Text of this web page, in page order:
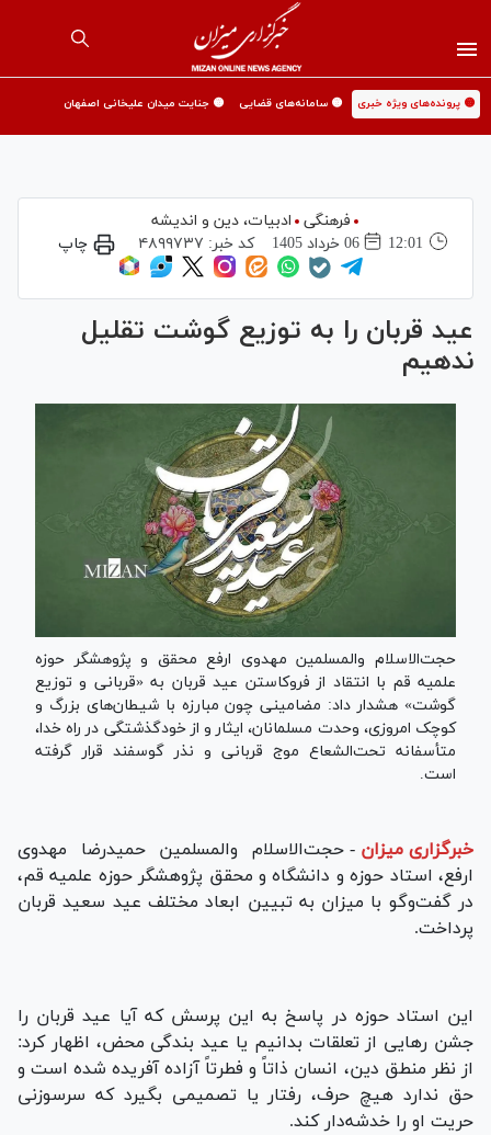
🟡 پرونده‌های ویژه خبری 🟡 سامانه‌های قضایی 🟡 جنایت میدان علیخانی اصفهان
فرهنگی
ادبیات، دین و اندیشه
12:01
06 خرداد 1405 کد خبر: ۴۸۹۹۷۳۷ چاپ
عید قربان را به توزیع گوشت تقلیل
ندهیم
حجت‌الاسلام والمسلمین مهدوی ارفع محقق و پژوهشگر حوزه
علمیه قم با انتقاد از فروکاستن عید قربان به «قربانی و توزیع
گوشت» هشدار داد: مضامینی چون مبارزه با شیطان‌های بزرگ و
کوچک امروزی، وحدت مسلمانان، ایثار و از خودگذشتگی در راه خدا،
متأسفانه تحت‌الشعاع موج قربانی و نذر گوسفند قرار گرفته
است.
خبرگزاری میزان - حجت‌الاسلام والمسلمین حمیدرضا مهدوی
ارفع، استاد حوزه و دانشگاه و محقق پژوهشگر حوزه علمیه قم،
در گفت‌وگو با میزان به تبیین ابعاد مختلف عید سعید قربان
پرداخت.
این استاد حوزه در پاسخ به این پرسش که آیا عید قربان را
جشن رهایی از تعلقات بدانیم یا عید بندگی محض، اظهار کرد:
از نظر منطق دین، انسان ذاتاً و فطرتاً آزاده آفریده شده است و
حق ندارد هیچ حرف، رفتار یا تصمیمی بگیرد که سرسوزنی
حریت او را خدشه‌دار کند.